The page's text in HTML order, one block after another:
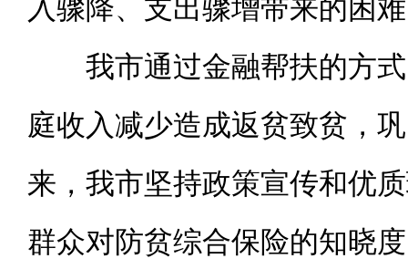
入骤降、支出骤增带来的困
我市通过金融帮扶的方
庭收入减少造成返贫致贫，
来，我市坚持政策宣传和优
群众对防贫综合保险的知晓